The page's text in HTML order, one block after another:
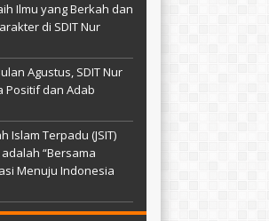
Ilmu yang Berkah dan
di SDIT Nur
Agustus, SDIT Nur
Positif dan Adab
Islam Terpadu (JSIT)
“Bersama
Menuju Indonesia